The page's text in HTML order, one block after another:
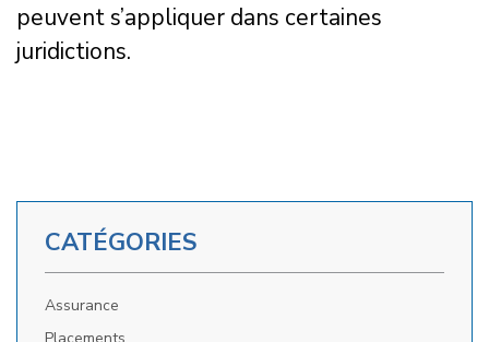
peuvent s’appliquer dans certaines
juridictions.
CATÉGORIES
Assurance
Placements